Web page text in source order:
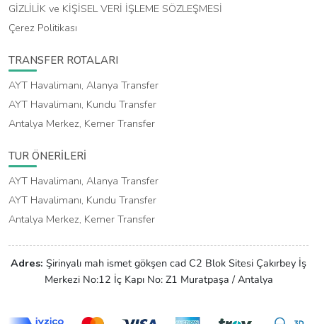
GİZLİLİK ve KİŞİSEL VERİ İŞLEME SÖZLEŞMESİ
Çerez Politikası
TRANSFER ROTALARI
AYT Havalimanı, Alanya Transfer
AYT Havalimanı, Kundu Transfer
Antalya Merkez, Kemer Transfer
TUR ÖNERİLERİ
AYT Havalimanı, Alanya Transfer
AYT Havalimanı, Kundu Transfer
Antalya Merkez, Kemer Transfer
Adres: Şirinyalı mah ismet gökşen cad C2 Blok Sitesi Çakırbey İş
Merkezi No:12 İç Kapı No: Z1 Muratpaşa / Antalya